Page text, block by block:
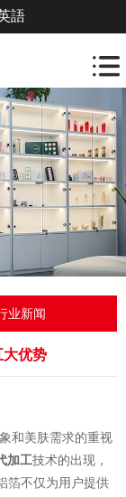
語
业新闻
大优势
和美肤需求的重视
加工技术的出现，
箔不仅为用户提供